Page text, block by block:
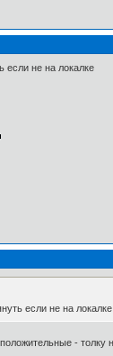
если не на локалке
если не на локалке
- толку